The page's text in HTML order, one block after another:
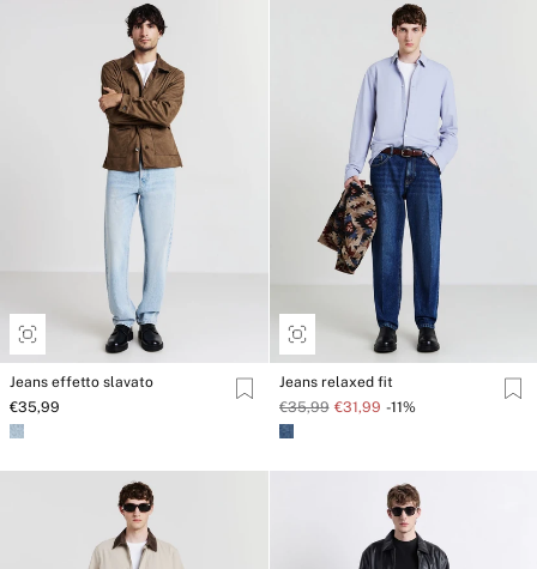
Jeans effetto slavato
€35,99
Jeans relaxed fit
€35,99 €31,99 -11%